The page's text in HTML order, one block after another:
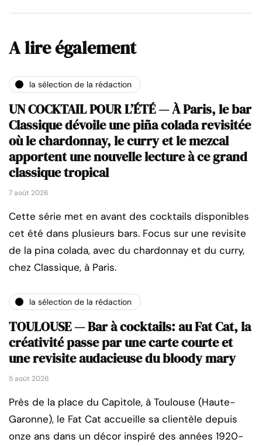
A lire également
la sélection de la rédaction
UN COCKTAIL POUR L’ÉTÉ — À Paris, le bar
Classique dévoile une piña colada revisitée
où le chardonnay, le curry et le mezcal
apportent une nouvelle lecture à ce grand
classique tropical
7 août 2026
Cette série met en avant des cocktails disponibles
cet été dans plusieurs bars. Focus sur une revisite
de la pina colada, avec du chardonnay et du curry,
chez Classique, à Paris.
la sélection de la rédaction
TOULOUSE — Bar à cocktails: au Fat Cat, la
créativité passe par une carte courte et
une revisite audacieuse du bloody mary
5 août 2026
Près de la place du Capitole, à Toulouse (Haute-
Garonne), le Fat Cat accueille sa clientèle depuis
onze ans dans un décor inspiré des années 1920-